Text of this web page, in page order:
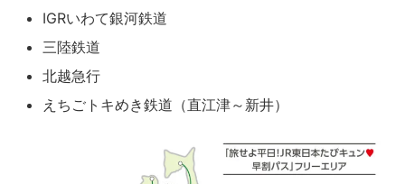
IGRいわて銀河鉄道
三陸鉄道
北越急行
えちごトキめき鉄道（直江津～新井）